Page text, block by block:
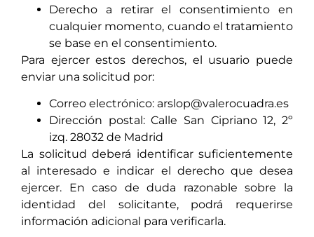
Derecho a retirar el consentimiento en
cualquier momento, cuando el tratamiento
se base en el consentimiento.
Para ejercer estos derechos, el usuario puede
enviar una solicitud por:
Correo electrónico: arslop@valerocuadra.es
Dirección postal: Calle San Cipriano 12, 2º
izq. 28032 de Madrid
La solicitud deberá identificar suficientemente
al interesado e indicar el derecho que desea
ejercer. En caso de duda razonable sobre la
identidad del solicitante, podrá requerirse
información adicional para verificarla.